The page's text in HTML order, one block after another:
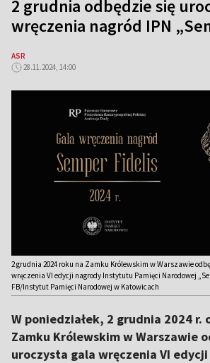
2 grudnia odbędzie się
wręczenia nagród IPN
ASR
28.11.2024, 14:00
2 grudnia 2024 roku na Zamku Królewskim w Warszawie
wręczenia VI edycji nagrody Instytutu Pamięci Narodowej
FB/Instytut Pamięci Narodowej w Katowicach
W poniedziałek, 2 grudnia 2024 r.
Zamku Królewskim w Warszawie
uroczysta gala wręczenia VI